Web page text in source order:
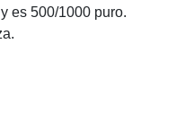
es 500/1000 puro.